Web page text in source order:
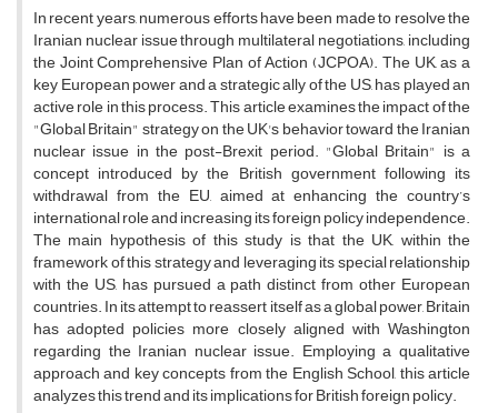
In recent years, numerous efforts have been made to resolve the
Iranian nuclear issue through multilateral negotiations, including
the Joint Comprehensive Plan of Action (JCPOA). The UK, as a
key European power and a strategic ally of the US, has played an
active role in this process. This article examines the impact of the
"Global Britain" strategy on the UK's behavior toward the Iranian
nuclear issue in the post-Brexit period. "Global Britain" is a
concept introduced by the British government following its
withdrawal from the EU, aimed at enhancing the country’s
international role and increasing its foreign policy independence.
The main hypothesis of this study is that the UK, within the
framework of this strategy and leveraging its special relationship
with the US, has pursued a path distinct from other European
countries. In its attempt to reassert itself as a global power, Britain
has adopted policies more closely aligned with Washington
regarding the Iranian nuclear issue. Employing a qualitative
approach and key concepts from the English School, this article
analyzes this trend and its implications for British foreign policy.